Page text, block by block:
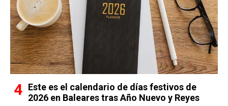
Este es el calendario de días festivos de
2026 en Baleares tras Año Nuevo y Reyes